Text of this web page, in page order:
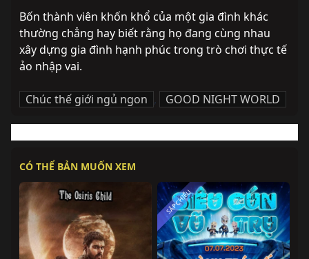
Bốn thành viên khốn khổ của một gia đình khác
thường chẳng hay biết rằng họ đang cùng nhau
xây dựng gia đình hạnh phúc trong trò chơi thực tế
ảo nhập vai.
Chúc thế giới ngủ ngon , GOOD NIGHT WORLD
CÓ THỂ BẢN MUỐN XEM
SẮP CHIẾU